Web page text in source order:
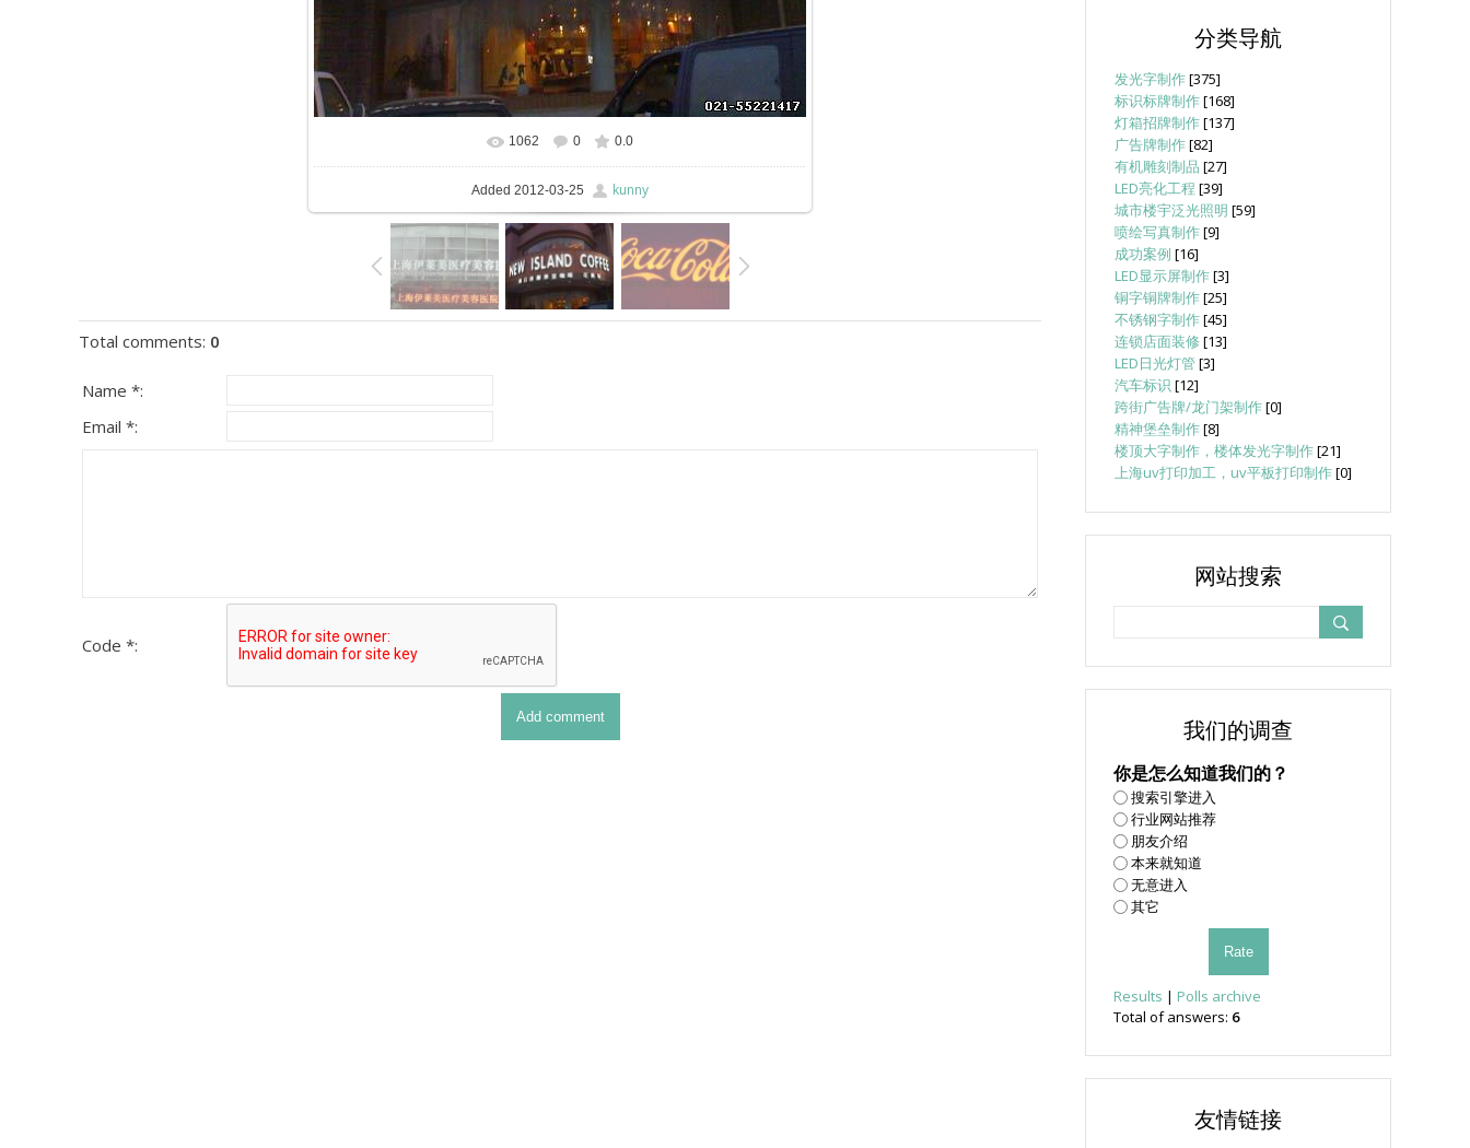
1062 0 0.0
Added 2012-03-25 kunny
Total comments: 0
Name *:
Email *:
Code *:
分类导航
发光字制作[375]
标识标牌制作[168]
灯箱招牌制作[137]
广告牌制作[82]
有机雕刻制品 [27]
LED亮化工程 [39]
城市楼宇泛光照明 [59]
喷绘写真制作[9]
成功案例 [16]
LED显示屏制作[3]
铜字铜牌制作[25]
不锈钢字制作[45]
连锁店面装修 [13]
LED日光灯管[3]
汽车标识 [12]
跨街广告牌/龙门架制作[0]
精神堡垒制作[8]
楼顶大字制作，楼体发光字制作[21]
上海uv打印加工，uv平板打印制作[0]
网站搜索
我们的调查
你是怎么知道我们的？
搜索引擎进入
行业网站推荐
朋友介绍
本来就知道
无意进入
其它
Results | Polls archive
Total of answers: 6
友情链接